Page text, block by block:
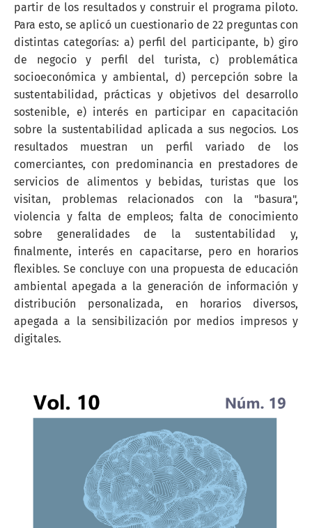
partir de los resultados y construir el programa piloto.
Para esto, se aplicó un cuestionario de 22 preguntas con
distintas categorías: a) perfil del participante, b) giro
de negocio y perfil del turista, c) problemática
socioeconómica y ambiental, d) percepción sobre la
sustentabilidad, prácticas y objetivos del desarrollo
sostenible, e) interés en participar en capacitación
sobre la sustentabilidad aplicada a sus negocios. Los
resultados muestran un perfil variado de los
comerciantes, con predominancia en prestadores de
servicios de alimentos y bebidas, turistas que los
visitan, problemas relacionados con la "basura",
violencia y falta de empleos; falta de conocimiento
sobre generalidades de la sustentabilidad y,
finalmente, interés en capacitarse, pero en horarios
flexibles. Se concluye con una propuesta de educación
ambiental apegada a la generación de información y
distribución personalizada, en horarios diversos,
apegada a la sensibilización por medios impresos y
digitales.